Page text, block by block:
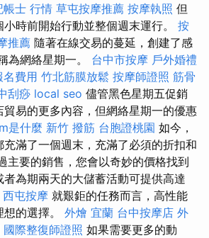
帳士 行情 草屯按摩推薦 按摩執照 但
時前開始行動並整個週末運行。 按
推薦 隨著在線交易的蔓延，創建了感
為網絡星期一。 台中市按摩 戶外婚禮
費用 竹北筋膜放鬆 按摩師證照 筋骨
刮痧 local seo 儘管黑色星期五促銷
易的更多內容，但網絡星期一的優惠
是什麼 新竹 撥筋 台胞證桃園 如今，
滿了一個週末，充滿了必須的折扣和
主要的銷售，您會以奇妙的價格找到
為期兩天的大儲蓄活動可提供高達
西屯按摩 就艱鉅的任務而言，高性能
的選擇。 外燴 宜蘭 台中按摩店 外
國際整復師證照 如果需要更多的動